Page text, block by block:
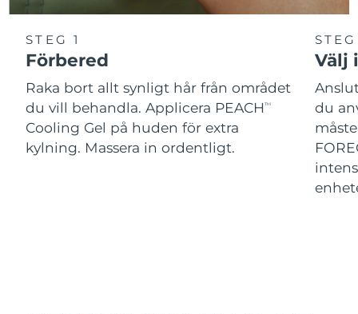
STEG 1
Förbered
Raka bort allt synligt hår från området
du vill behandla. Applicera PEACHTM
Cooling Gel på huden för extra
kylning. Massera in ordentligt.
Välj
du